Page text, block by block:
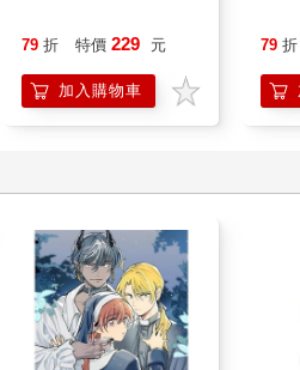
，也多半是後者。譬如，有人遇到
插在地上的人偶，結果人偶們同時
發展。
驚醒的時候，發現好幾個人偶手
身上。
過年輕人的手腳。每一次穿刺，都
最後，終於輪到臉要被刺了。這
閉上眼睛。然而，什麼事都沒有
，年輕人提心吊膽地睜眼一看，人
森林的朋友們，得知每個人都遇到
79 折 特價 229 元
加入購物車
79 折